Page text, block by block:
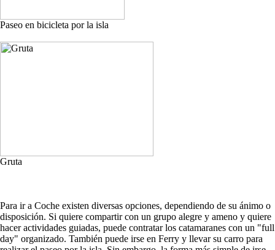
Paseo en bicicleta por la isla
Gruta
Para ir a Coche existen diversas opciones, dependiendo de su ánimo o
disposición. Si quiere compartir con un grupo alegre y ameno y quiere
hacer actividades guiadas, puede contratar los catamaranes con un "full
day" organizado. También puede irse en Ferry y llevar su carro para